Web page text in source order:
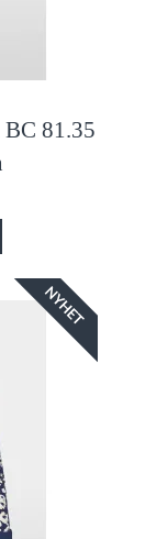
81.35
NYHET